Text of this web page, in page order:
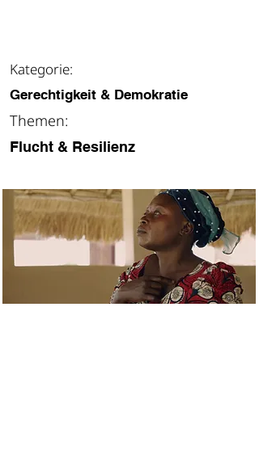
Kategorie:
Gerechtigkeit & Demokratie
Themen:
Flucht & Resilienz